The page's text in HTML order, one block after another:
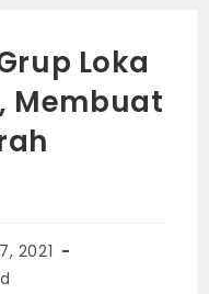
Loka
Membuat
2021